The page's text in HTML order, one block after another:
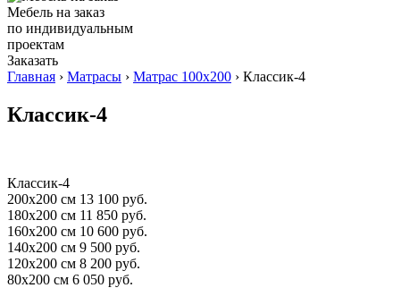
Мебель на заказ
по индивидуальным
проектам
Заказать
Главная › Матрасы › Матрас 100х200 › Классик-4
Классик-4
Классик-4
200x200 см 13 100 руб.
180x200 см 11 850 руб.
160x200 см 10 600 руб.
140x200 см 9 500 руб.
120x200 см 8 200 руб.
80x200 см 6 050 руб.